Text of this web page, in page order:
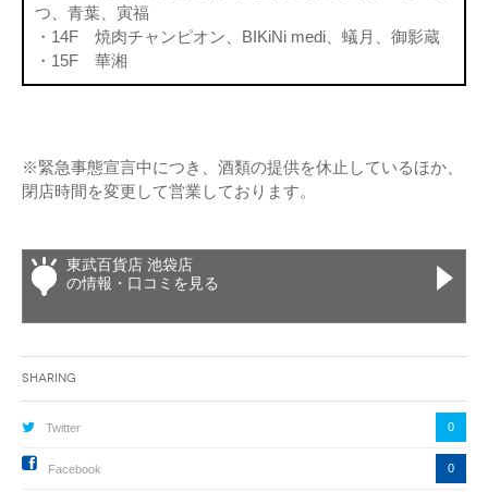
つ、青葉、寅福
・14F 焼肉チャンピオン、BIKiNi medi、蟻月、御影蔵
・15F 華湘
※緊急事態宣言中につき、酒類の提供を休止しているほか、
閉店時間を変更して営業しております。
東武百貨店 池袋店
の情報・口コミを見る
Sharing
Twitter 0
Facebook 0